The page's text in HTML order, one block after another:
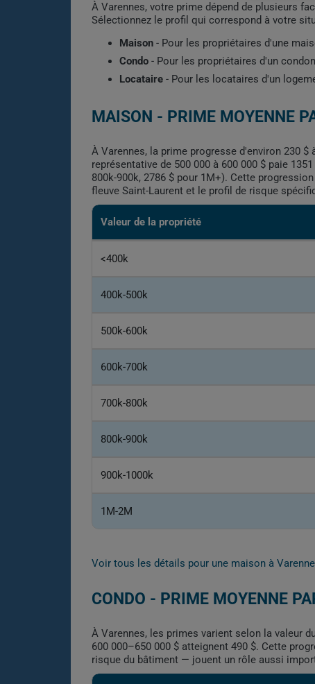
À Varennes, votre prime dépend de plusieurs
Sélectionnez le profil qui correspond à votre
Maison - Pour les propriétaires d'une
Condo - Pour les propriétaires d'un
Locataire - Pour les locataires d'un
MAISON - PRIME MOYENNE
À Varennes, la prime progresse d'environ 230
représentative de 500 000 à 600 000 $ paie
800k-900k, 2786 $ pour 1M+). Cette
fleuve Saint-Laurent et le profil de risque
Valeur de la propriété
<400k
400k-500k
500k-600k
600k-700k
700k-800k
800k-900k
900k-1000k
1M-2M
Voir tous les détails pour une maison à
CONDO - PRIME MOYENNE
À Varennes, les primes varient selon la valeur
600 000–650 000 $ atteignent 490 $. Cette
risque du bâtiment — jouent un rôle aussi